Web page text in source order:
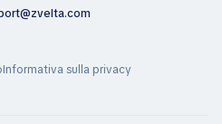
Informativa sulla privacy